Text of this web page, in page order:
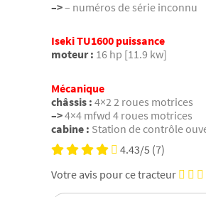
–>– numéros de série inconnu
Iseki TU1600 puissance
moteur : 16 hp [11.9 kw]
Mécanique
châssis : 4×2 2 roues motrices
–>4×4 mfwd 4 roues motrices
cabine : Station de contrôle
4.43/5 (7)
Votre avis pour ce tracteur